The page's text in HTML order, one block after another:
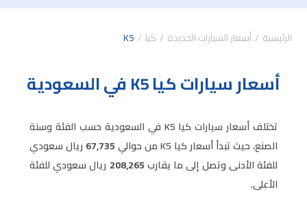
الرئيسية أسعار السيارات الجديدة كيا K5
أسعار سيارات كيا K5 في السعودية
تختلف أسعار سيارات كيا K5 في السعودية حسب الفئة وسنة
الصنع، حيث تبدأ أسعار كيا K5 من حوالي
67,735 ريال سعودي
للفئة الأدنى وتصل إلى ما يقارب208,265 ريال سعودي للفئة
الأعلى.